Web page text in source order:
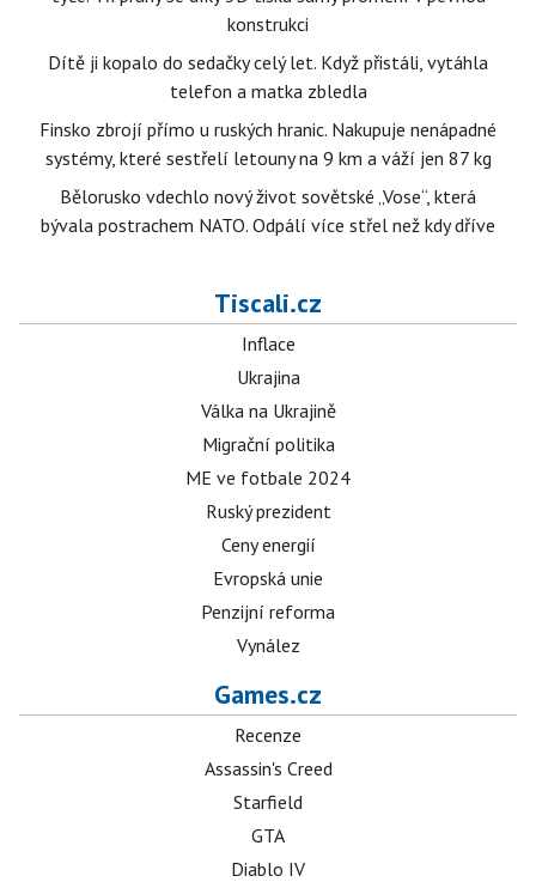
konstrukci
Dítě ji kopalo do sedačky celý let. Když přistáli, vytáhla
telefon a matka zbledla
Finsko zbrojí přímo u ruských hranic. Nakupuje nenápadné
systémy, které sestřelí letouny na 9 km a váží jen 87 kg
Bělorusko vdechlo nový život sovětské „Vose“, která
bývala postrachem NATO. Odpálí více střel než kdy dříve
Tiscali.cz
Inflace
Ukrajina
Válka na Ukrajině
Migrační politika
ME ve fotbale 2024
Ruský prezident
Ceny energií
Evropská unie
Penzijní reforma
Vynález
Games.cz
Recenze
Assassin's Creed
Starfield
GTA
Diablo IV